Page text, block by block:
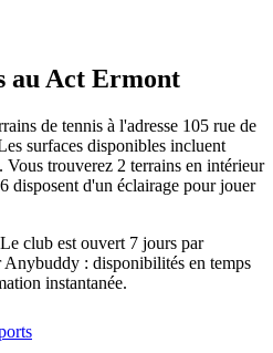
au Act Ermont
de tennis à l'adresse 105 rue de
surfaces disponibles incluent
Vous trouverez 2 terrains en intérieur
disposent d'un éclairage pour jouer
club est ouvert 7 jours par
Anybuddy : disponibilités en temps
instantanée.